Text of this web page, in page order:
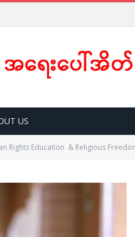
US
Education & Religious Freedom